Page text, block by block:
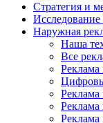
Стратегия и
Наружная
Наша
Все
Реклама
Реклама
Реклама
Реклама